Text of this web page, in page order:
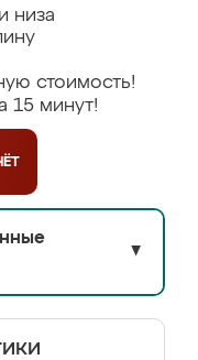
низа
стоимость!
15 минут!
▼